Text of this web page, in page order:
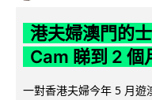
港夫婦澳門的
Cam 睇到 2 個
一對香港夫婦今年 5 月遊